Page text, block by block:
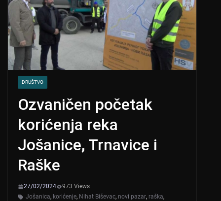
DRUŠTVO
Ozvaničen početak
korićenja reka
Jošanice, Trnavice i
Raške
27/02/2024
973 Views
Jošanica, korićenje, Nihat Biševac, novi pazar, raška,